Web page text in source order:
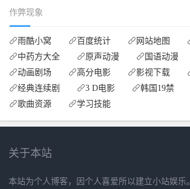
作弊现象
雨酷小窝 百度统计 网站地图
中药方大全
原声动漫 国语动漫
动画剧场
高分电影 影视下载
经典连续剧
3 D电影 韩国19禁
歌曲资源
学习技能
关于本站
本站为个人博客，因个人喜爱所以建立小站娱乐。